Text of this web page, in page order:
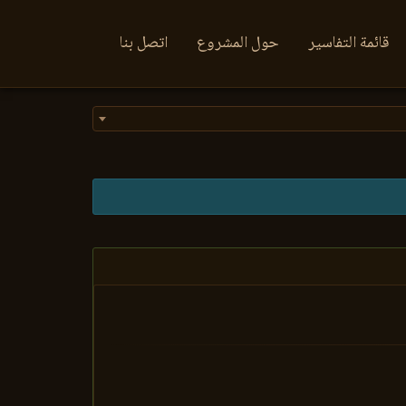
قائمة التفاسير حول المشروع اتصل بنا